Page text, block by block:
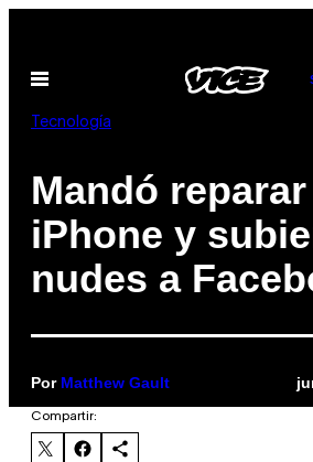
contenido
Abrir
Tecnología
Mandó
iPhone y
nudes a
Por Matthew Gault
Compartir: